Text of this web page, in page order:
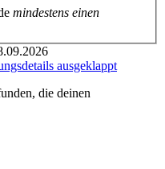
mindestens einen
ausgeklappt
die deinen